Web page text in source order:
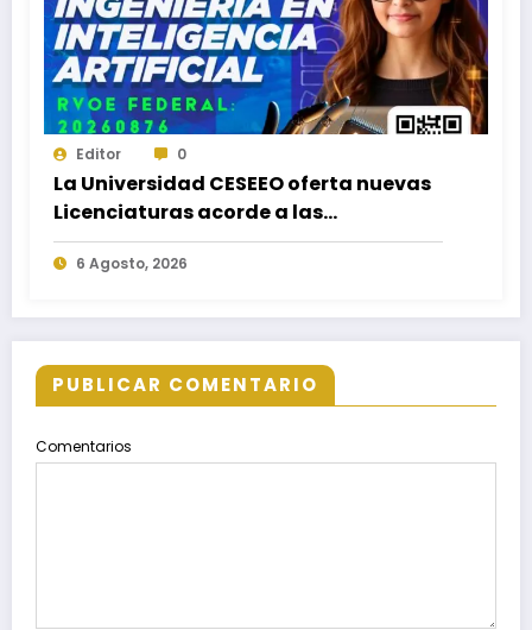
Editor 0
La Universidad CESEEO oferta nuevas
Licenciaturas acorde a las
necesidades educativas de los
egresados de escuelas del nivel medio
6 Agosto, 2026
PUBLICAR COMENTARIO
Comentarios